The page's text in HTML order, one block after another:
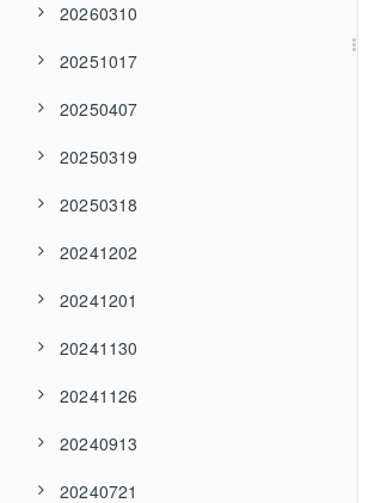
20260310
20251017
20250407
20250319
20250318
20241202
20241201
20241130
20241126
20240913
20240721